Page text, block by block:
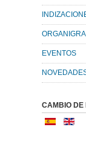
EVENTOS
CAMBIO DE